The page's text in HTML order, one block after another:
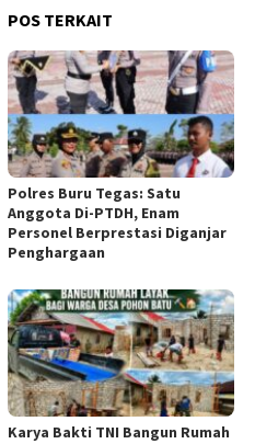
POS TERKAIT
Polres Buru Tegas: Satu
Anggota Di-PTDH, Enam
Personel Berprestasi Diganjar
Penghargaan
Karya Bakti TNI Bangun Rumah